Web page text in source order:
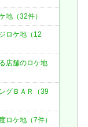
地（32件）
ロケ地（12
店舗のロケ地
グＢＡＲ（39
ロケ地（7件）